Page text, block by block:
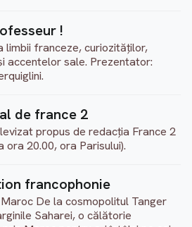
!
limbii franceze, curiozităţilor,
accentelor sale. Prezentator:
de france 2
propus de redacţia France 2
ora 20.00, ora Parisului).
francophonie
De la cosmopolitul Tanger
Saharei, o călătorie